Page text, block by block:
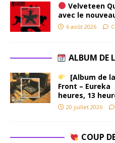
Velveteen
avec le
6 août 2026
ALBUM DE
[Album de
Front –
heures, 13
20 juillet 2026
COUP